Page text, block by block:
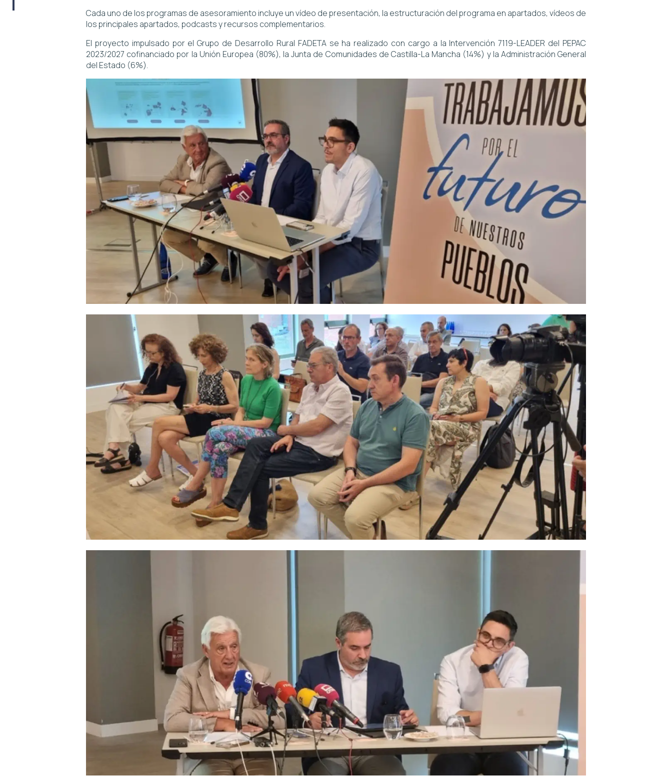
Cada uno de los programas de asesoramiento incluye un vídeo de presentación, la estructuración del programa en apartados, vídeos de
los principales apartados, podcasts y recursos complementarios.
El proyecto impulsado por el Grupo de Desarrollo Rural FADETA se ha realizado con cargo a la Intervención 7119-LEADER del PEPAC
2023/2027 cofinanciado por la Unión Europea (80%), la Junta de Comunidades de Castilla-La Mancha (14%) y la Administración General
del Estado (6%).